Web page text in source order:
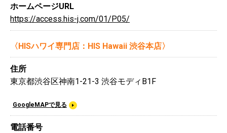
ホームページURL
https://access.his-j.com/01/P05/
〈HISハワイ専門店：HIS Hawaii 渋谷本店〉
住所
東京都渋谷区神南1-21-3 渋谷モディB1F
GoogleMAPで見る
電話番号